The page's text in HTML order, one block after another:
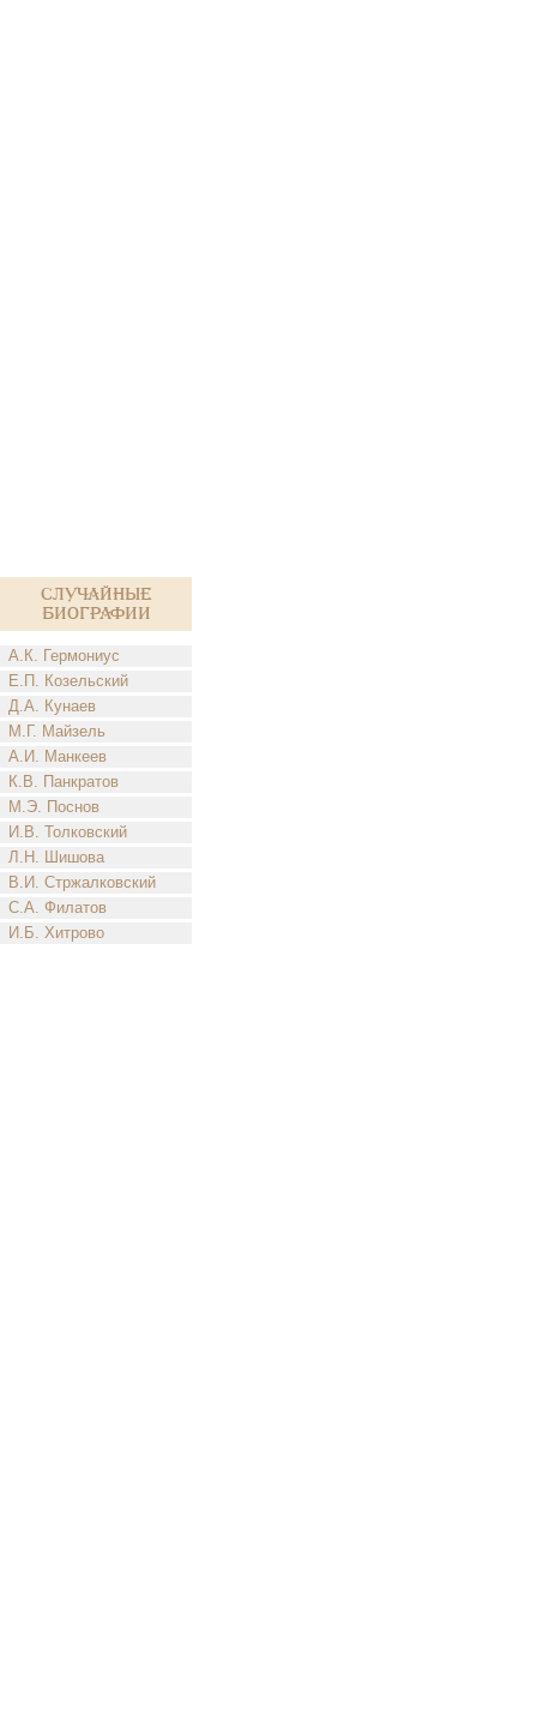
Случайные
биографии
А.К. Гермониус
Е.П. Козельский
Д.А. Кунаев
М.Г. Майзель
А.И. Манкеев
К.В. Панкратов
М.Э. Поснов
И.В. Толковский
Л.Н. Шишова
В.И. Стржалковский
С.А. Филатов
И.Б. Хитрово